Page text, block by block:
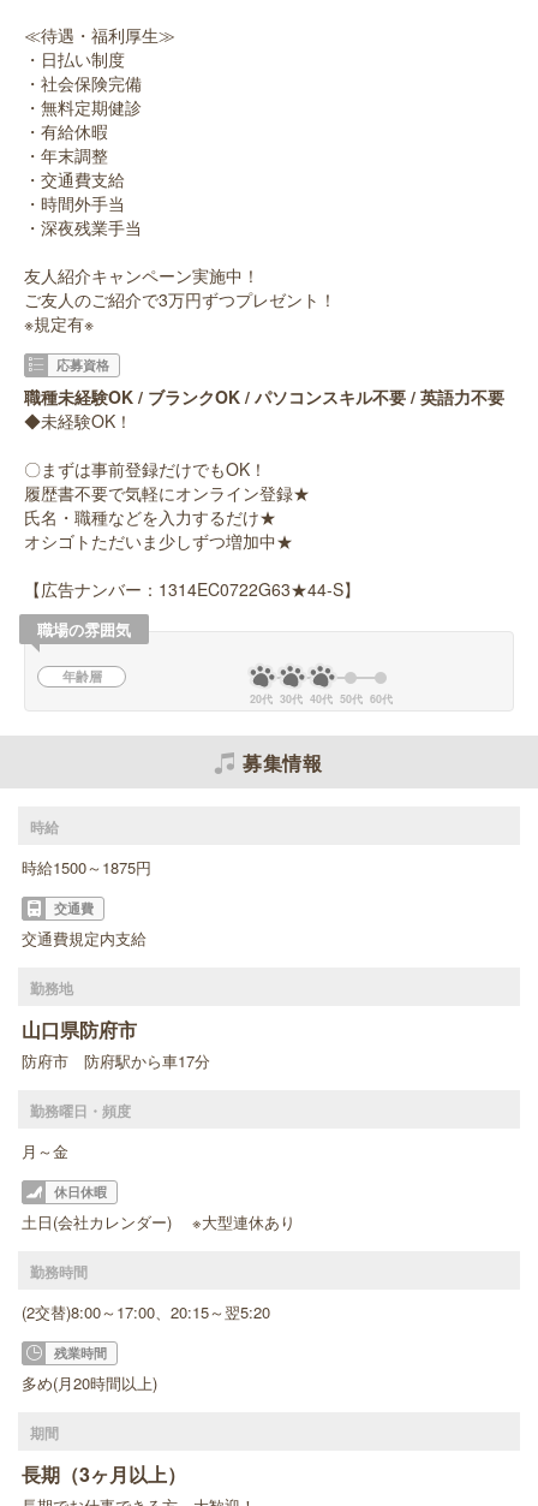
≪待遇・福利厚生≫
・日払い制度
・社会保険完備
・無料定期健診
・有給休暇
・年末調整
・交通費支給
・時間外手当
・深夜残業手当
友人紹介キャンペーン実施中！
ご友人のご紹介で3万円ずつプレゼント！
※規定有※
応募資格
職種未経験OK / ブランクOK / パソコンスキル不要 / 英語力不要
◆未経験OK！
〇まずは事前登録だけでもOK！
履歴書不要で気軽にオンライン登録★
氏名・職種などを入力するだけ★
オシゴトただいま少しずつ増加中★
【広告ナンバー：1314EC0722G63★44-S】
職場の雰囲気
年齢層
20代 30代 40代 50代 60代
募集情報
時給
時給1500～1875円
交通費
交通費規定内支給
勤務地
山口県防府市
防府市 防府駅から車17分
勤務曜日・頻度
月～金
休日休暇
土日(会社カレンダー) ※大型連休あり
勤務時間
(2交替)8:00～17:00、20:15～翌5:20
残業時間
多め(月20時間以上)
期間
長期（3ヶ月以上）